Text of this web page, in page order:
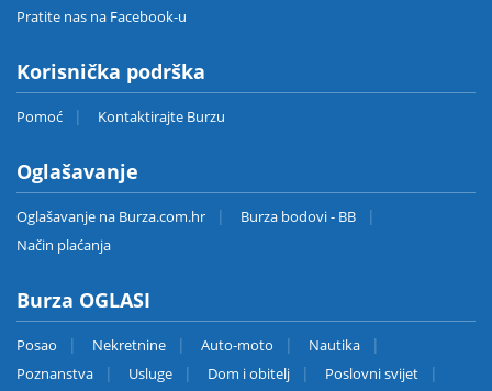
Pratite nas na Facebook-u
Korisnička podrška
Pomoć Kontaktirajte Burzu
Oglašavanje
Oglašavanje na Burza.com.hr
Burza bodovi - BB
Način plaćanja
Burza OGLASI
Posao Nekretnine Auto-moto
Nautika
Poznanstva
Usluge Dom i obitelj
Poslovni svijet